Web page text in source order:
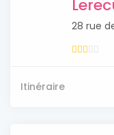
28 rue
Itinéraire